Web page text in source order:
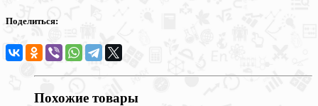
Поделиться:
Похожие товары